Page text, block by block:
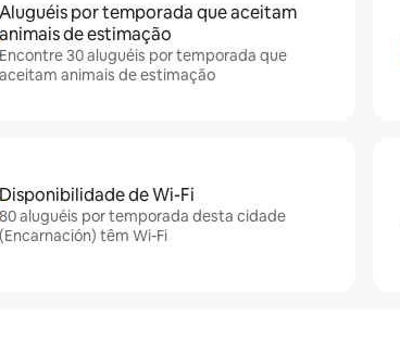
Aluguéis por temporada que aceitam
animais de estimação
Encontre 30 aluguéis por temporada que
aceitam animais de estimação
Disponibilidade de Wi-Fi
80 aluguéis por temporada desta cidade
(Encarnación) têm Wi-Fi